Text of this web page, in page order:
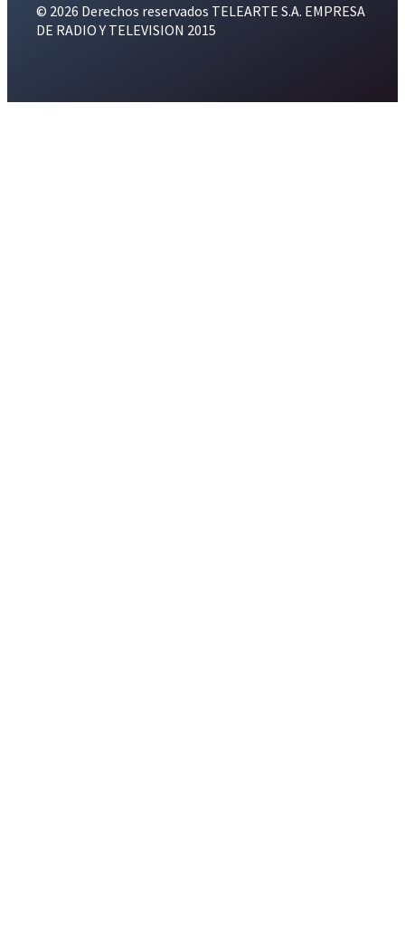
© 2026 Derechos reservados TELEARTE S.A. EMPRESA
DE RADIO Y TELEVISION 2015